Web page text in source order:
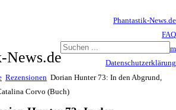
Phantastik-News.de
FAQ
Impressum
Datenschutzerklärung
Haftungsausschluss
Rezensionen Dorian Hunter 73: In den Abgrund,
Corvo (Buch)